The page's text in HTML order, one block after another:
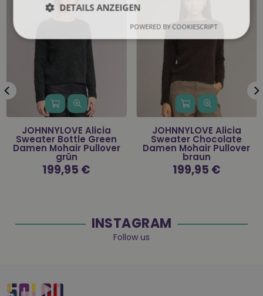
JOHNNYLOVE Alicia
Sweater Bottle Green
Damen Mohair Pullover
grün
Normaler
Preis
199,95 €
JOHNNYLOVE Alicia
Sweater Chocolate
Damen Mohair Pullover
braun
Normaler
Preis
199,95 €
INSTAGRAM
Follow us
DETAILS ANZEIGEN
POWERED BY COOKIESCRIPT